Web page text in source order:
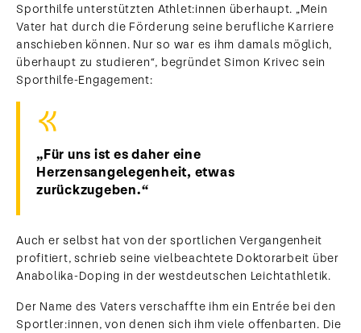
Sporthilfe unterstützten Athlet:innen überhaupt. „Mein
Vater hat durch die Förderung seine berufliche Karriere
anschieben können. Nur so war es ihm damals möglich,
überhaupt zu studieren“, begründet Simon Krivec sein
Sporthilfe-Engagement:
„Für uns ist es daher eine
Herzensangelegenheit, etwas
zurückzugeben.“
Auch er selbst hat von der sportlichen Vergangenheit
profitiert, schrieb seine vielbeachtete Doktorarbeit über
Anabolika-Doping in der westdeutschen Leichtathletik.
Der Name des Vaters verschaffte ihm ein Entrée bei den
Sportler:innen, von denen sich ihm viele offenbarten. Die